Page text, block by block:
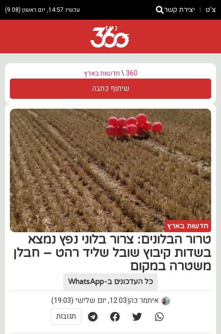
צ'ט יצירת קשר עכשיו 14:57, יום ראשון (9.08)
ניוז
360
\חדשות בארץ
שיתוף כתבה
חדשות בארץ
טרור הבלונים: צרור בלוני נפץ נמצא
בשדות קיבוץ שובל שליד רהט – חבלן
משטרה במקום
כל העדכונים ב-WhatsApp
איתמר כהן12:03, יום שלישי (19.03)
תגובות